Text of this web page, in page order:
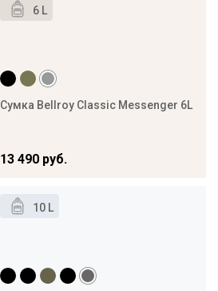
6 L
Сумка Bellroy Classic Messenger 6L
13 490 руб.
10 L